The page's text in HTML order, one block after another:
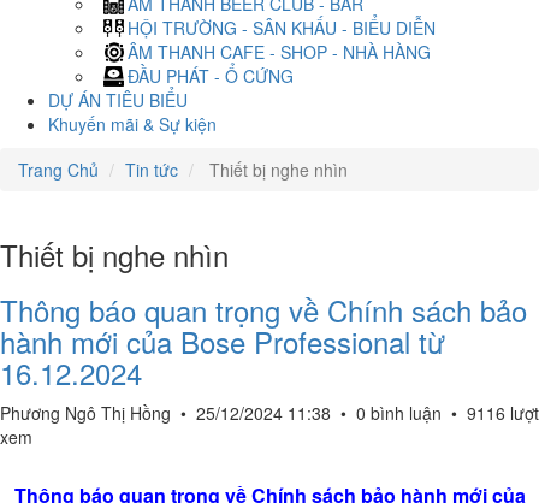
HỘI TRƯỜNG - SÂN KHẤU - BIỂU DIỄN
ÂM THANH CAFE - SHOP - NHÀ HÀNG
ĐẦU PHÁT - Ổ CỨNG
DỰ ÁN TIÊU BIỂU
Khuyến mãi & Sự kiện
Trang Chủ
Tin tức Thiết bị nghe nhìn
Thiết bị nghe nhìn
Thông báo quan trọng về Chính sách bảo
hành mới của Bose Professional từ
16.12.2024
Phương Ngô Thị Hồng • 25/12/2024 11:38 • 0 bình luận • 9116 lượt
xem
Thông báo quan trọng về Chính sách bảo hành mới của